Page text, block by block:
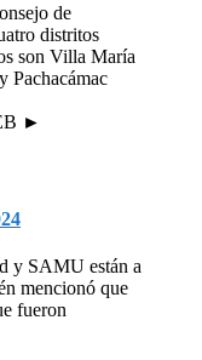
de
distritos
son Villa María
Pachacámac
►
y SAMU están a
mencionó que
fueron